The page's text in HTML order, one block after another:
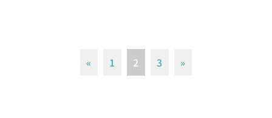
« 1 2 3 »